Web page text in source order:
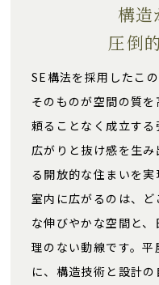
構造
圧倒
SE構法を採用したこ
そのものが空間の質
頼ることなく成立す
広がりと抜け感を生
る開放的な住まいを実
室内に広がるのは、
な伸びやかな空間と
理のない動線です。
に、構造技術と設計